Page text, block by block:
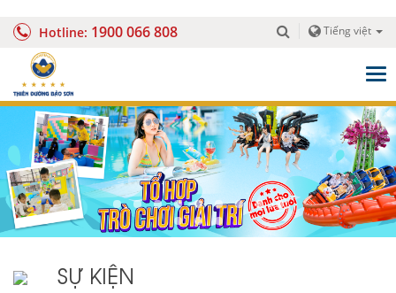
Hotline: 1900 066 808 Tiếng việt
SỰ KIỆN